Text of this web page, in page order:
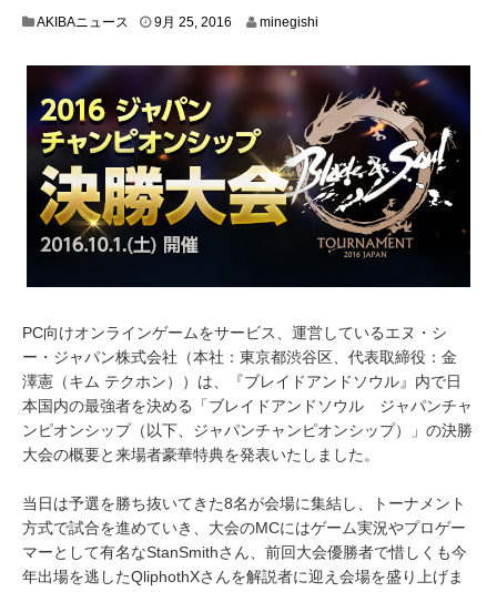
AKIBAニュース 9月 25, 2016
3
,
0
1
6
minegishi
PC向けオンラインゲームをサービス、運営しているエヌ・シ
ー・ジャパン株式会社（本社：東京都渋谷区、代表取締役：金
澤憲（キム テクホン））は、『ブレイドアンドソウル』内で日
本国内の最強者を決める「ブレイドアンドソウル ジャパンチャ
ンピオンシップ（以下、ジャパンチャンピオンシップ）」の決勝
大会の概要と来場者豪華特典を発表いたしました。
当日は予選を勝ち抜いてきた8名が会場に集結し、トーナメント
方式で試合を進めていき、大会のMCにはゲーム実況やプロゲー
マーとして有名なStanSmithさん、前回大会優勝者で惜しくも今
年出場を逃したQliphothXさんを解説者に迎え会場を盛り上げま